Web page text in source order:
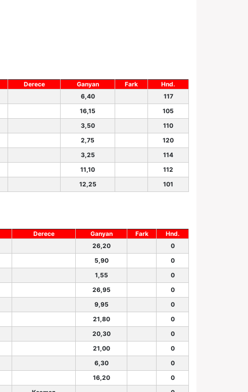
Derece Ganyan Fark
Hnd.
6,40
117
16,15
105
3,50
110
2,75
120
3,25
114
11,10
112
12,25 101
Derece Ganyan Fark
Hnd.
26,20
0
5,90
0
1,55
0
26,95
0
9,95
0
21,80
0
20,30
0
21,00
0
6,30
0
16,20
0